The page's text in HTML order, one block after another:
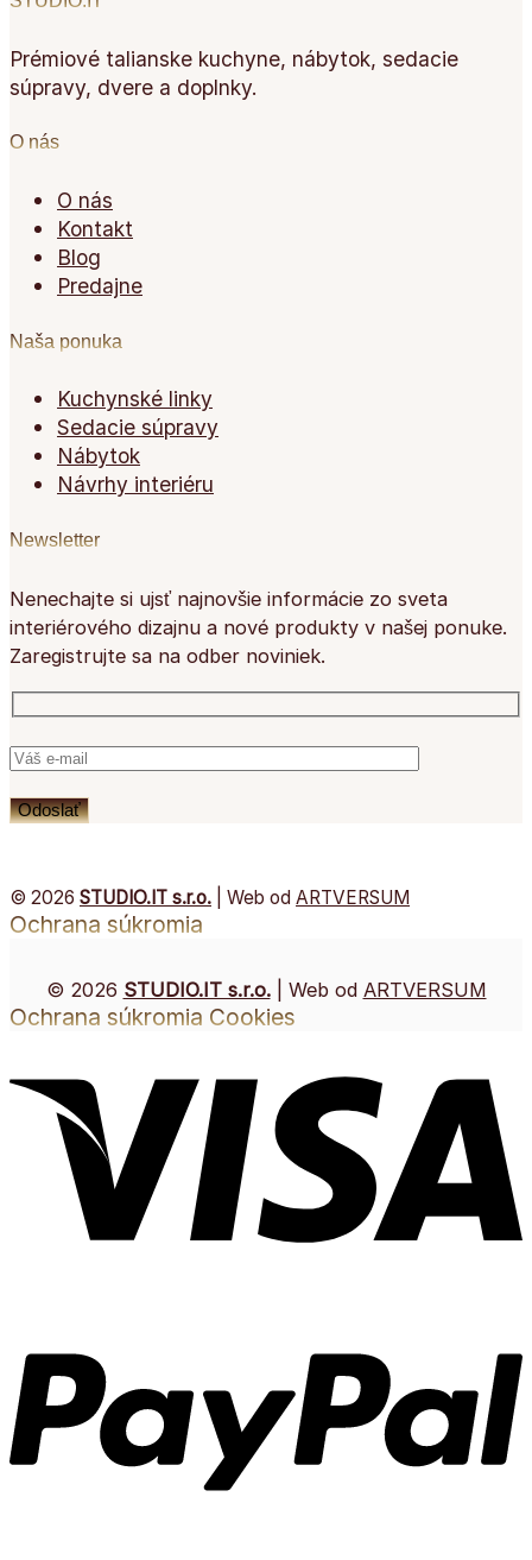
Prémiové talianske kuchyne, nábytok, sedacie
súpravy, dvere a doplnky.
O nás
O nás
Kontakt
Blog
Predajne
Naša ponuka
Kuchynské linky
Sedacie súpravy
Nábytok
Návrhy interiéru
Newsletter
Nenechajte si ujsť najnovšie informácie zo sveta
interiérového dizajnu a nové produkty v našej ponuke.
Zaregistrujte sa na odber noviniek.
© 2026 STUDIO.IT s.r.o. | Web od ARTVERSUM
Ochrana súkromia
© 2026 STUDIO.IT s.r.o.| Web od ARTVERSUM
Ochrana súkromia Cookies